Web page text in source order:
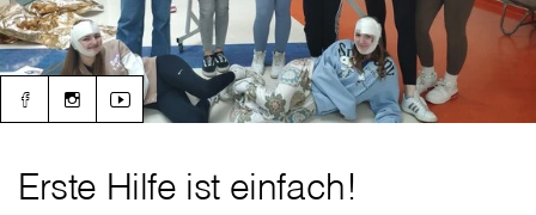
Erste Hilfe ist einfach!